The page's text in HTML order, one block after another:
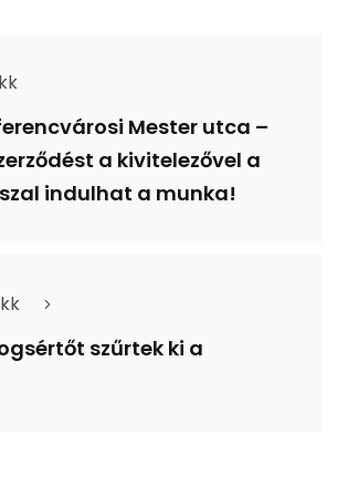
Mester utca –
a kivitelezővel a
indulhat a munka!
szűrtek ki a